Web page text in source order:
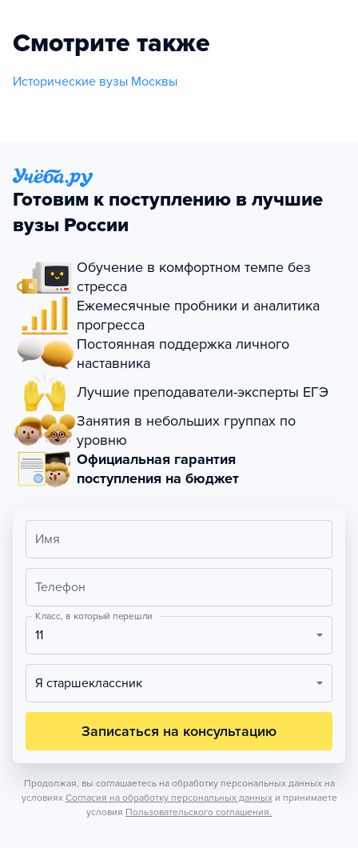
Смотрите также
Исторические вузы Москвы
Готовим к поступлению в лучшие
вузы России
Обучение в комфортном темпе без
стресса
Ежемесячные пробники и аналитика
прогресса
Постоянная поддержка личного
наставника
Лучшие преподаватели-эксперты ЕГЭ
Занятия в небольших группах по
уровню
Официальная гарантия
поступления на бюджет
Имя
Телефон
Класс, в который перешли
11
Я старшеклассник
Записаться на консультацию
Продолжая, вы соглашаетесь на обработку персональных данных на
условиях Согласия на обработку персональных данных и принимаете
условия Пользовательского соглашения.